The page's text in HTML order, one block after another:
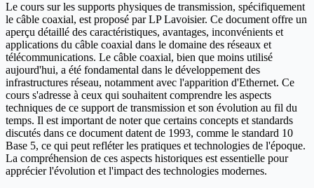
Le cours sur les supports physiques de transmission, spécifiquement
le câble coaxial, est proposé par LP Lavoisier. Ce document offre un
aperçu détaillé des caractéristiques, avantages, inconvénients et
applications du câble coaxial dans le domaine des réseaux et
télécommunications. Le câble coaxial, bien que moins utilisé
aujourd'hui, a été fondamental dans le développement des
infrastructures réseau, notamment avec l'apparition d'Ethernet. Ce
cours s'adresse à ceux qui souhaitent comprendre les aspects
techniques de ce support de transmission et son évolution au fil du
temps. Il est important de noter que certains concepts et standards
discutés dans ce document datent de 1993, comme le standard 10
Base 5, ce qui peut refléter les pratiques et technologies de l'époque.
La compréhension de ces aspects historiques est essentielle pour
apprécier l'évolution et l'impact des technologies modernes.